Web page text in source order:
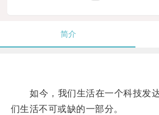
简介
如今，我们生活在一个科技发达
们生活不可或缺的一部分。